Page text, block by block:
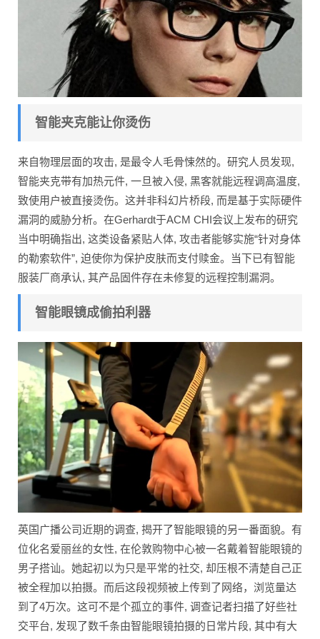
智能夹克能让你烫伤
来自物理层面的攻击, 是最令人毛骨悚然的。研究人员发现,
智能夹克带有加热元件, 一旦被入侵, 黑客就能远程调高温度,
致使用户被直接烫伤。这并非科幻片桥段, 而是基于实际硬件
漏洞的威胁分析。在Gerhardt于ACM CHI会议上发布的研究
当中明确指出, 这类设备紧贴人体, 攻击者能够实施“针对身体
的勒索软件”, 迫使你为保护皮肤而支付赎金。当下已有智能
服装厂商承认, 其产品固件存在未修复的远程控制漏洞。
智能眼镜成偷拍利器
英国广播公司近期的调查, 揭开了智能眼镜的另一番面貌。有
位化名爱丽丝的女性, 在伦敦购物中心被一名戴着智能眼镜的
男子搭讪。她起初以为只是平常的社交, 却压根不清楚自己正
被全程加以拍摄。而后这段视频被上传到了网络，浏览量达
到了4万次。这可不是个孤立的事件, 调查记者扫描了好些社
交平台, 发现了数千条由智能眼镜拍摄的日常片段, 其中有大